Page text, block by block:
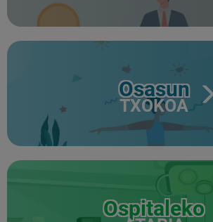
Osasun
TXOKOA
Ospitaleko